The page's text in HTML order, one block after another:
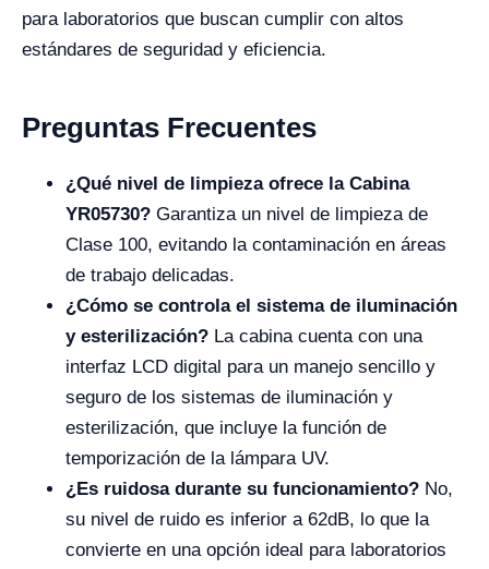
para laboratorios que buscan cumplir con altos
estándares de seguridad y eficiencia.
Preguntas Frecuentes
¿Qué nivel de limpieza ofrece la Cabina
YR05730? Garantiza un nivel de limpieza de
Clase 100, evitando la contaminación en áreas
de trabajo delicadas.
¿Cómo se controla el sistema de iluminación
y esterilización? La cabina cuenta con una
interfaz LCD digital para un manejo sencillo y
seguro de los sistemas de iluminación y
esterilización, que incluye la función de
temporización de la lámpara UV.
¿Es ruidosa durante su funcionamiento? No,
su nivel de ruido es inferior a 62dB, lo que la
convierte en una opción ideal para laboratorios